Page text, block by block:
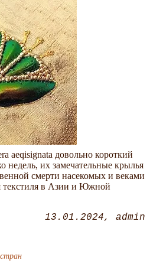
aeqisignata довольно короткий
недель, их замечательные крылья
смерти насекомых и веками
текстиля в Азии и Южной
13.01.2024 admin